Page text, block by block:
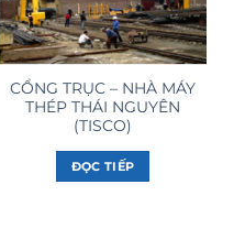
CỔNG TRỤC – NHÀ MÁY
THÉP THÁI NGUYÊN
(TISCO)
ĐỌC TIẾP